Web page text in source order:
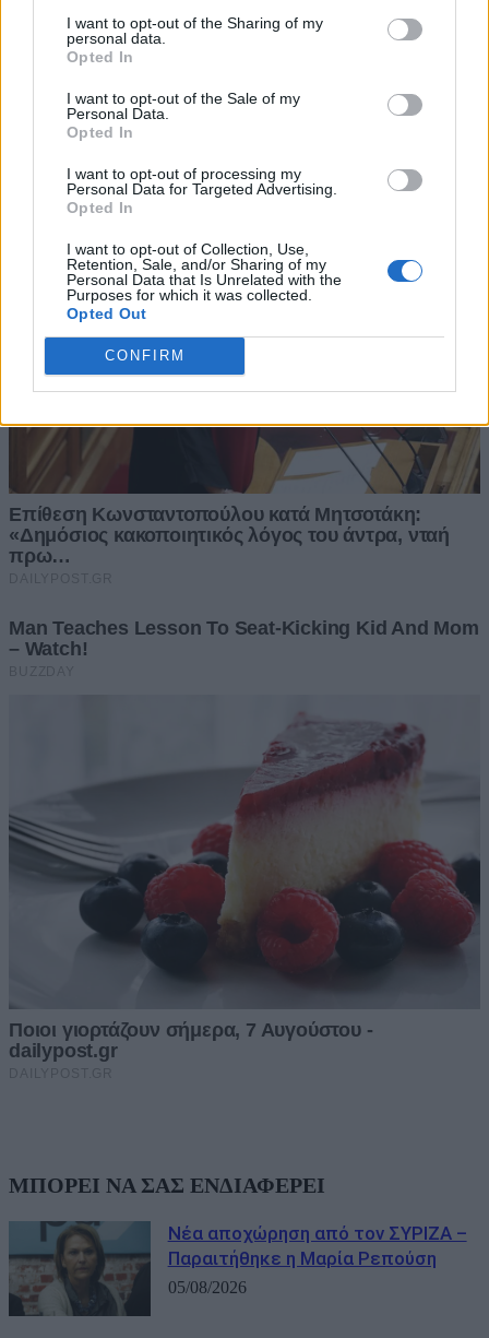
I want to opt-out of the Sharing of my
personal data.
Opted In
I want to opt-out of the Sale of my
Personal Data.
Opted In
I want to opt-out of processing my
Personal Data for Targeted Advertising.
Opted In
I want to opt-out of Collection, Use,
Retention, Sale, and/or Sharing of my
Personal Data that Is Unrelated with the
Purposes for which it was collected.
Opted Out
CONFIRM
ΜΠΟΡΕΙ ΝΑ ΣΑΣ ΕΝΔΙΑΦΕΡΕΙ
Νέα αποχώρηση από τον ΣΥΡΙΖΑ –
Παραιτήθηκε η Μαρία Ρεπούση
05/08/2026